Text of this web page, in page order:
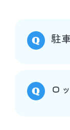
駐
ロ